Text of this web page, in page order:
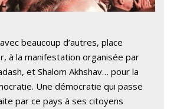
beaucoup d’autres, place
à la manifestation organisée par
et Shalom Akhshav… pour la
Une démocratie qui passe
par ce pays à ses citoyens